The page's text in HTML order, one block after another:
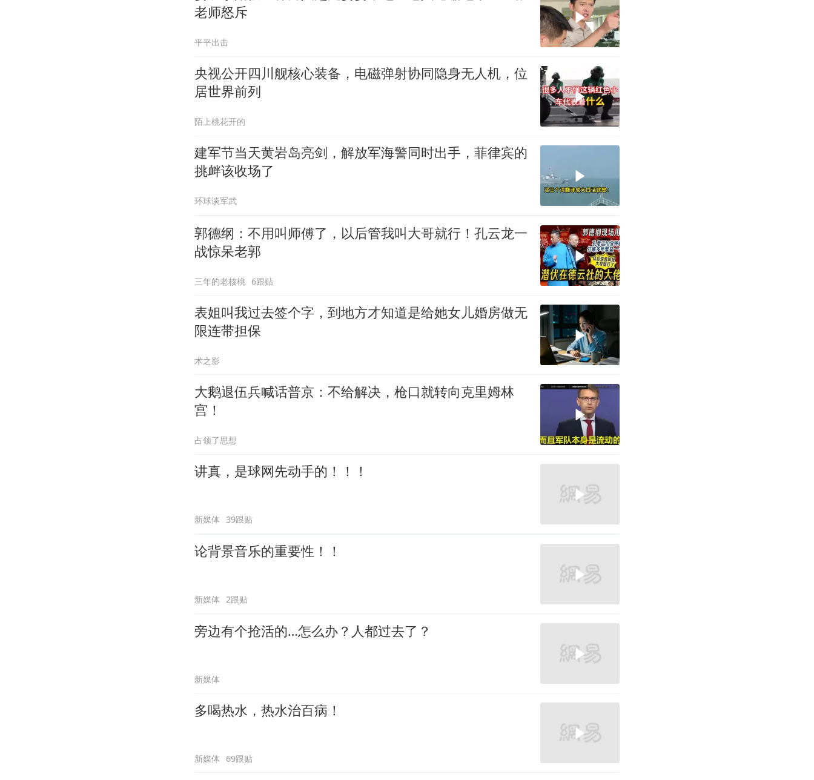
老师怒斥
平平出击
央视公开四川舰核心装备，电磁弹射协同隐身无人机，位
居世界前列
陌上桃花开的
建军节当天黄岩岛亮剑，解放军海警同时出手，菲律宾的
挑衅该收场了
环球谈军武
郭德纲：不用叫师傅了，以后管我叫大哥就行！孔云龙一
战惊呆老郭
三年的老核桃 6跟贴
表姐叫我过去签个字，到地方才知道是给她女儿婚房做无
限连带担保
术之影
大鹅退伍兵喊话普京：不给解决，枪口就转向克里姆林
宫！
占领了思想
讲真，是球网先动手的！！！
新媒体 39跟贴
论背景音乐的重要性！！
新媒体 2跟贴
旁边有个抢活的…怎么办？人都过去了？
新媒体
多喝热水，热水治百病！
新媒体 69跟贴